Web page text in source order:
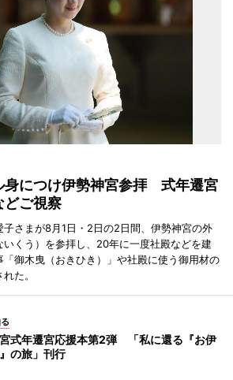
身につけ伊勢神宮参拝 式年遷宮
どご視察
子さまが8月1日・2日の2日間、伊勢神宮の外
くう）を参拝し、20年に一度社殿などを建
御木曳（おきひき）」や社殿に使う御用材の
た。
式年遷宮応援本第2弾 「私に還る『お伊
の旅」刊行